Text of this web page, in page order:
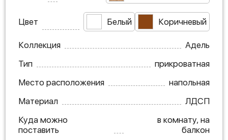
Цвет Белый Коричневый
Коллекция
Адель
Тип
прикроватная
Место расположения
напольная
Материал
ЛДСП
Куда можно
поставить
в комнату, на
балкон